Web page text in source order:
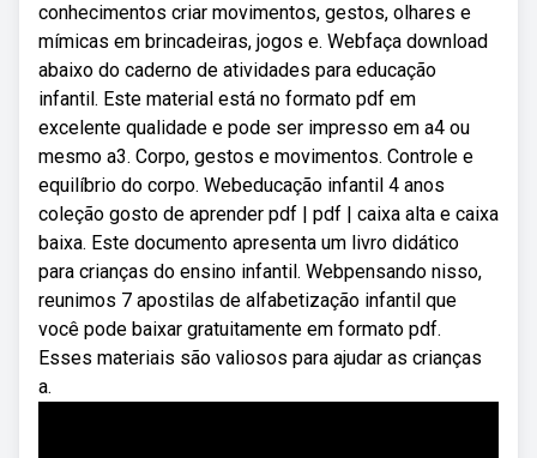
conhecimentos criar movimentos, gestos, olhares e
mímicas em brincadeiras, jogos e. Webfaça download
abaixo do caderno de atividades para educação
infantil. Este material está no formato pdf em
excelente qualidade e pode ser impresso em a4 ou
mesmo a3. Corpo, gestos e movimentos. Controle e
equilíbrio do corpo. Webeducação infantil 4 anos
coleção gosto de aprender pdf | pdf | caixa alta e caixa
baixa. Este documento apresenta um livro didático
para crianças do ensino infantil. Webpensando nisso,
reunimos 7 apostilas de alfabetização infantil que
você pode baixar gratuitamente em formato pdf.
Esses materiais são valiosos para ajudar as crianças
a.